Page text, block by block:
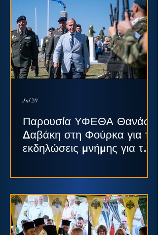
Παρουσία ΥΦΕΘΑ Θανάση
Δαβάκη στη Φούρκα για τις
εκδηλώσεις μνήμης για τη
τους Αξιωματικούς
Αλέξανδρο Διάκο
Jul 20